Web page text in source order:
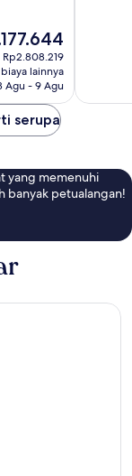
lainnya
Agu - 9 Agu
serupa
yang memenuhi
banyak petualangan!